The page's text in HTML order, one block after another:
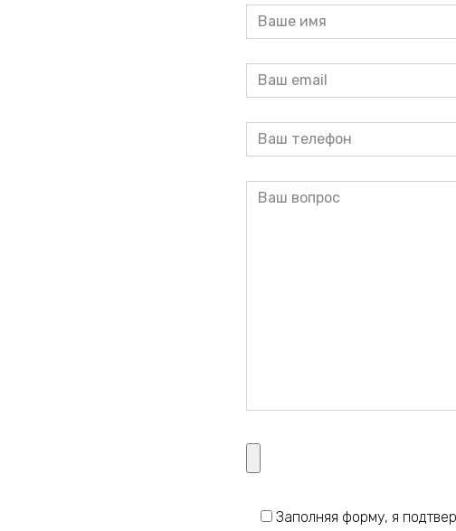
Заполняя форму, я